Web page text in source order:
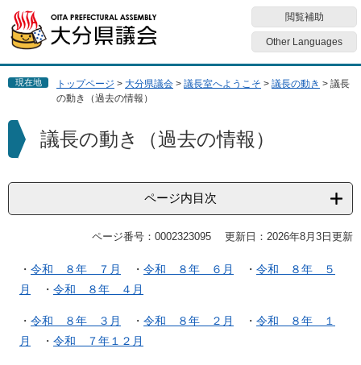
ジ
先
す
ュ
を
し
本
閲覧補助
Other Languages
現在地 トップページ > 大分県議会 > 議長室へようこそ > 議長の動き > 議長
の動き（過去の情報）
本
議長の動き（過去の情報）
ページ内目次
ページ番号：0002323095 更新日：2026年8月3日更新
・ 令和 ８年 ７月 ・ 令和 ８年 ６月 ・ 令和 ８年 ５
月
・ 令和 ８年 ４月
・ 令和 ８年 ３月 ・ 令和 ８年 ２月 ・ 令和 ８年 １
月
・ 令和 ７年１２月